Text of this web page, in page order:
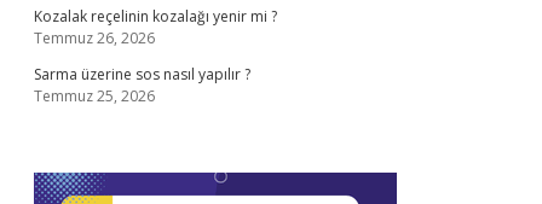
Kozalak reçelinin kozalağı yenir mi ?
Temmuz 26, 2026
Sarma üzerine sos nasıl yapılır ?
Temmuz 25, 2026